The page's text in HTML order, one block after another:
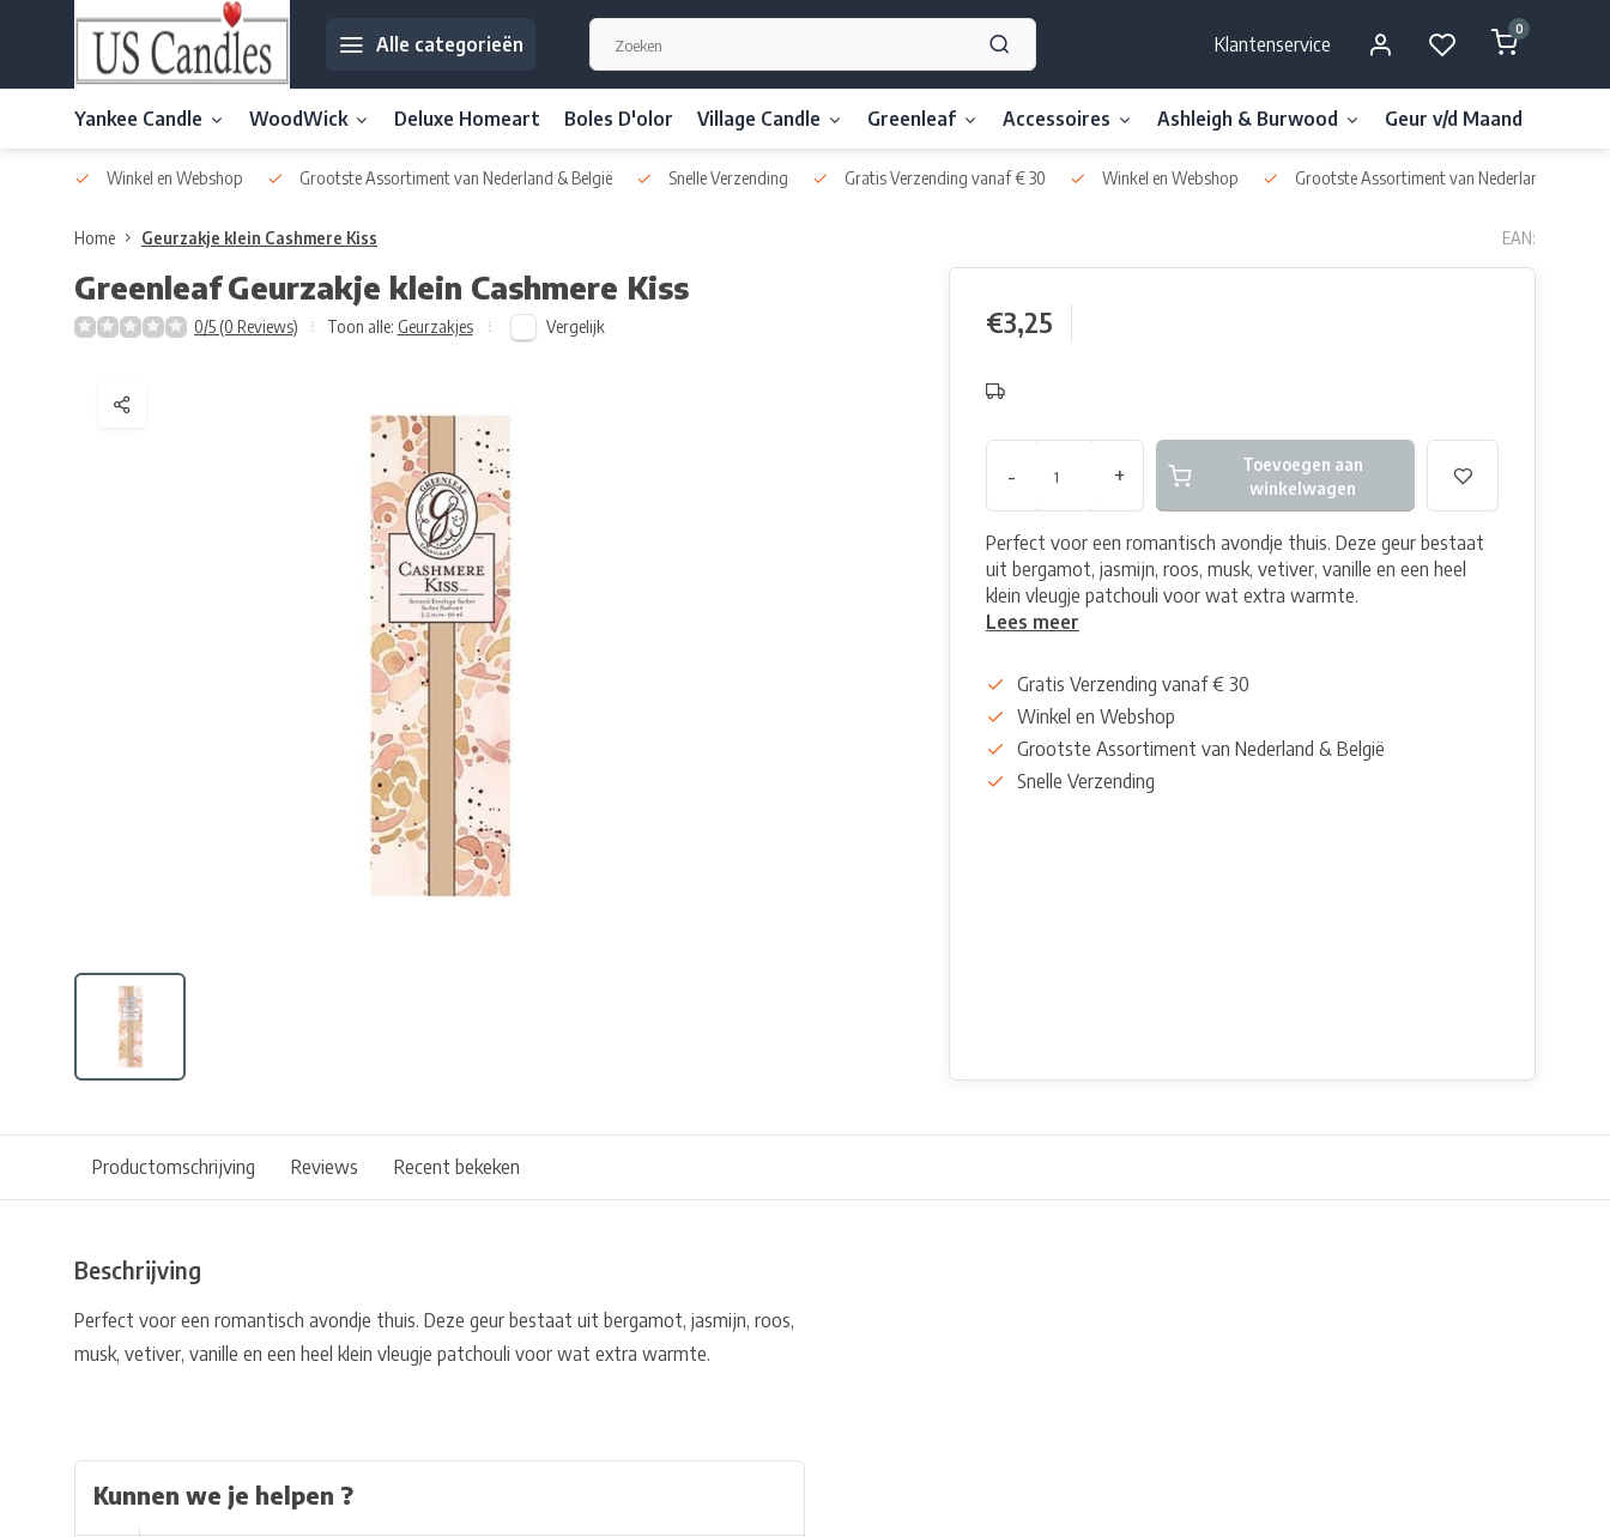
Alle categorieën Klantenservice
0
Yankee Candle WoodWick Deluxe Homeart Boles D'olor Village Candle Greenleaf Accessoires Ashleigh & Burwood Geur v/d Maand
Winkel en Webshop Grootste Assortiment van Nederland & België Snelle Verzending Gratis Verzending vanaf € 30 Winkel en Webshop Grootste Assortiment van Nederland & België
Home Geurzakje klein Cashmere Kiss EAN:
GreenleafGeurzakje klein Cashmere Kiss
0/5 (0 Reviews) Toon alle: Geurzakjes Vergelijk €3,25
- +
Toevoegen aan
winkelwagen
Perfect voor een romantisch avondje thuis. Deze geur bestaat
uit bergamot, jasmijn, roos, musk, vetiver, vanille en een heel
klein vleugje patchouli voor wat extra warmte.
Lees meer
Gratis Verzending vanaf € 30
Winkel en Webshop
Grootste Assortiment van Nederland & België
Snelle Verzending
Productomschrijving Reviews Recent bekeken
Beschrijving
Perfect voor een romantisch avondje thuis. Deze geur bestaat uit bergamot, jasmijn, roos,
musk, vetiver, vanille en een heel klein vleugje patchouli voor wat extra warmte.
Kunnen we je helpen ?